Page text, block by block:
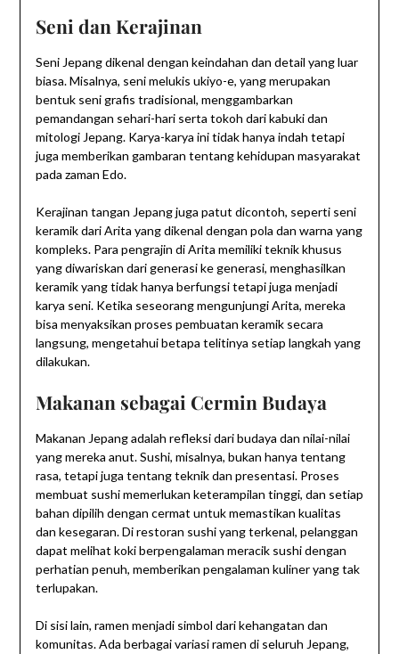
Seni dan Kerajinan
Seni Jepang dikenal dengan keindahan dan detail yang luar
biasa. Misalnya, seni melukis ukiyo-e, yang merupakan
bentuk seni grafis tradisional, menggambarkan
pemandangan sehari-hari serta tokoh dari kabuki dan
mitologi Jepang. Karya-karya ini tidak hanya indah tetapi
juga memberikan gambaran tentang kehidupan masyarakat
pada zaman Edo.
Kerajinan tangan Jepang juga patut dicontoh, seperti seni
keramik dari Arita yang dikenal dengan pola dan warna yang
kompleks. Para pengrajin di Arita memiliki teknik khusus
yang diwariskan dari generasi ke generasi, menghasilkan
keramik yang tidak hanya berfungsi tetapi juga menjadi
karya seni. Ketika seseorang mengunjungi Arita, mereka
bisa menyaksikan proses pembuatan keramik secara
langsung, mengetahui betapa telitinya setiap langkah yang
dilakukan.
Makanan sebagai Cermin Budaya
Makanan Jepang adalah refleksi dari budaya dan nilai-nilai
yang mereka anut. Sushi, misalnya, bukan hanya tentang
rasa, tetapi juga tentang teknik dan presentasi. Proses
membuat sushi memerlukan keterampilan tinggi, dan setiap
bahan dipilih dengan cermat untuk memastikan kualitas
dan kesegaran. Di restoran sushi yang terkenal, pelanggan
dapat melihat koki berpengalaman meracik sushi dengan
perhatian penuh, memberikan pengalaman kuliner yang tak
terlupakan.
Di sisi lain, ramen menjadi simbol dari kehangatan dan
komunitas. Ada berbagai variasi ramen di seluruh Jepang,